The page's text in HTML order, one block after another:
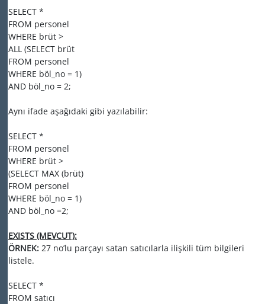
SELECT *
FROM personel
WHERE brüt >
ALL (SELECT brüt
FROM personel
WHERE böl_no = 1)
AND böl_no = 2;
Aynı ifade aşağıdaki gibi yazılabilir:
SELECT *
FROM personel
WHERE brüt >
(SELECT MAX (brüt)
FROM personel
WHERE böl_no = 1)
AND böl_no =2;
EXISTS (MEVCUT):
ÖRNEK: 27 no’lu parçayı satan satıcılarla ilişkili tüm bilgileri
listele.
SELECT *
FROM satıcı